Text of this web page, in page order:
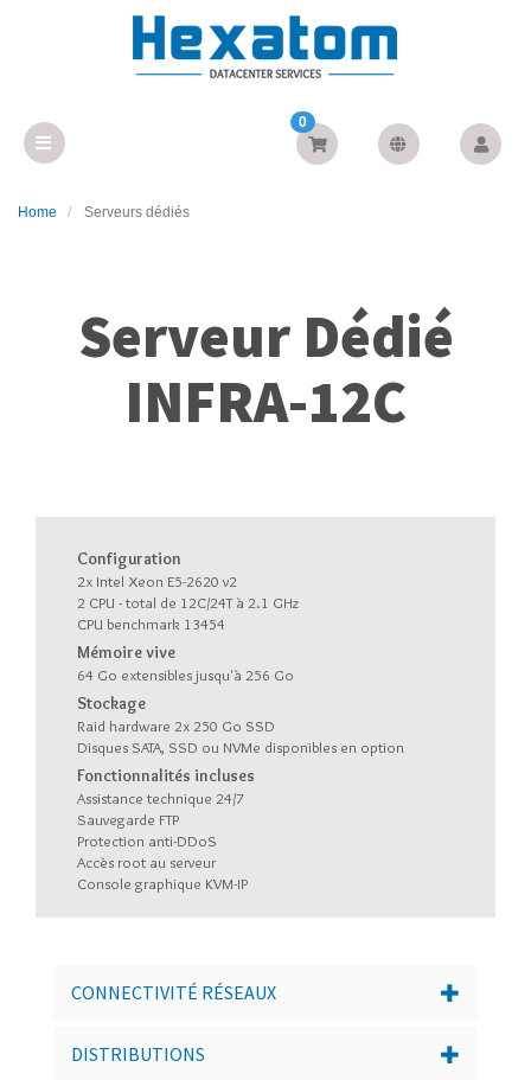
0
Home Serveurs dédiés
Serveur Dédié
INFRA-12C
Configuration
2x Intel Xeon E5-2620 v2
2 CPU - total de 12C/24T à 2.1 GHz
CPU benchmark 13454
Mémoire vive
64 Go extensibles jusqu'à 256 Go
Stockage
Raid hardware 2x 250 Go SSD
Disques SATA, SSD ou NVMe disponibles en option
Fonctionnalités incluses
Assistance technique 24/7
Sauvegarde FTP
Protection anti-DDoS
Accès root au serveur
Console graphique KVM-IP
CONNECTIVITÉ RÉSEAUX
DISTRIBUTIONS